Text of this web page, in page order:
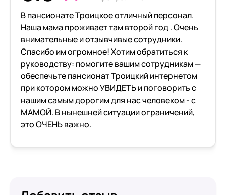
В пансионате Троицкое отличный персонал.
Наша мама проживает там второй год . Очень
внимательные и отзывчивые сотрудники.
Спасибо им огромное! Хотим обратиться к
руководству: помогите вашим сотрудникам —
обеспечьте пансионат Троицкий интернетом
при котором можно УВИДЕТЬ и поговорить с
нашим самым дорогим для нас человеком - с
МАМОЙ. В нынешней ситуации ограничений,
это ОЧЕНЬ важно.